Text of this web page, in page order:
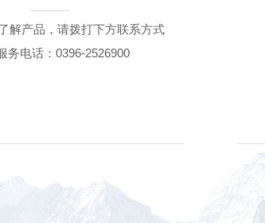
解产品，请拨打下方联系方式
务电话：0396-2526900